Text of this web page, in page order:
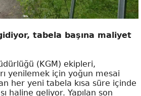
tabela başına maliyet
(KGM) ekipleri,
yenilemek için yoğun mesai
her yeni tabela kısa süre içinde
haline geliyor. Yapılan son